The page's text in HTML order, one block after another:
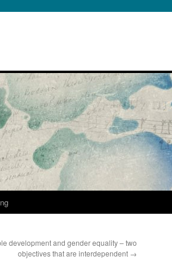
development and gender equality – two
objectives that are interdependent →